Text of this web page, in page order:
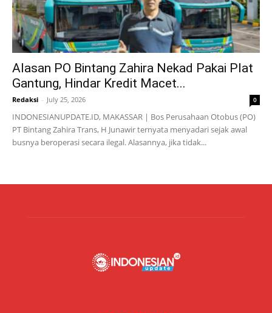
Alasan PO Bintang Zahira Nekad Pakai Plat
Gantung, Hindar Kredit Macet...
Redaksi - July 25, 2026 0
INDONESIANUPDATE.ID, MAKASSAR | Bos Perusahaan Otobus (PO)
PT Bintang Zahira Trans, H Junawir ternyata menyadari sejak awal
busnya beroperasi secara ilegal. Alasannya, jika tidak...